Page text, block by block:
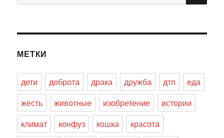
МЕТКИ
дети доброта драка дружба дтп
еда
жесть
животные изобретение
истории
климат
конфуз кошка
красота